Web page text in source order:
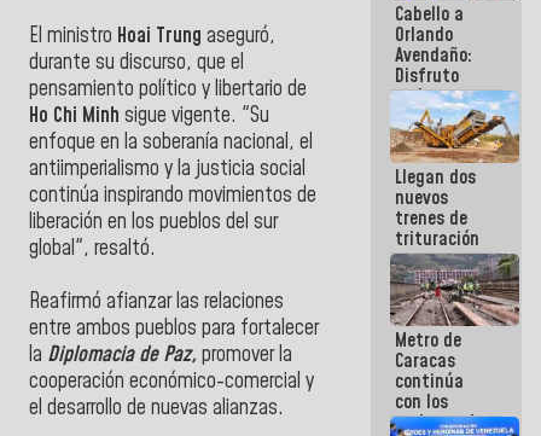
El ministro Hoai Trung aseguró,
durante su discurso, que el
pensamiento político y libertario de
Ho Chi Minh sigue vigente. "Su
enfoque en la soberanía nacional, el
antiimperialismo y la justicia social
continúa inspirando movimientos de
liberación en los pueblos del sur
global", resaltó.
‎Reafirmó afianzar las relaciones
entre ambos pueblos para fortalecer
la Diplomacia de Paz, promover la
cooperación económico-comercial y
el desarrollo de nuevas alianzas.
Cabello a
Orlando
Avendaño:
Disfruto
cada vez
que escribes
porque lo
que haces
es
embarrarla
Llegan dos
nuevos
trenes de
trituración
para
optimizar
manejo de
escombros
en La Guaira
Metro de
Caracas
continúa
con los
trabajos de